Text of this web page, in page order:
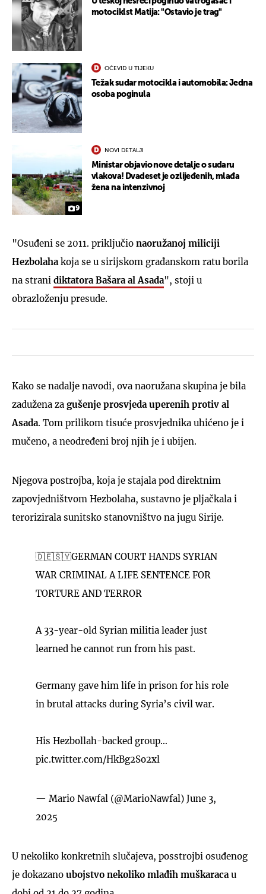
motociklst Matija: "Ostavio je trag"
OČEVID U TIJEKU
Težak sudar motocikla i automobila: Jedna
osoba poginula
9
NOVI DETALJI
Ministar objavio nove detalje o sudaru
vlakova! Dvadeset je ozlijeđenih, mlađa
žena na intenzivnoj
"Osuđeni se 2011. priključio naoružanoj miliciji
Hezbolaha koja se u sirijskom građanskom ratu borila
na strani diktatora Bašara al Asada", stoji u
obrazloženju presude.
Kako se nadalje navodi, ova naoružana skupina je bila
zadužena za gušenje prosvjeda uperenih protiv al
Asada. Tom prilikom tisuće prosvjednika uhićeno je i
mučeno, a neodređeni broj njih je i ubijen.
Njegova postrojba, koja je stajala pod direktnim
zapovjedništvom Hezbolaha, sustavno je pljačkala i
terorizirala sunitsko stanovništvo na jugu Sirije.
🇩🇪🇸🇾GERMAN COURT HANDS SYRIAN
WAR CRIMINAL A LIFE SENTENCE FOR
TORTURE AND TERROR
A 33-year-old Syrian militia leader just
learned he cannot run from his past.
Germany gave him life in prison for his role
in brutal attacks during Syria’s civil war.
His Hezbollah-backed group…
pic.twitter.com/HkBg2So2xl
— Mario Nawfal (@MarioNawfal) June 3,
2025
U nekoliko konkretnih slučajeva, posstrojbi osuđenog
je dokazano ubojstvo nekoliko mlađih muškaraca u